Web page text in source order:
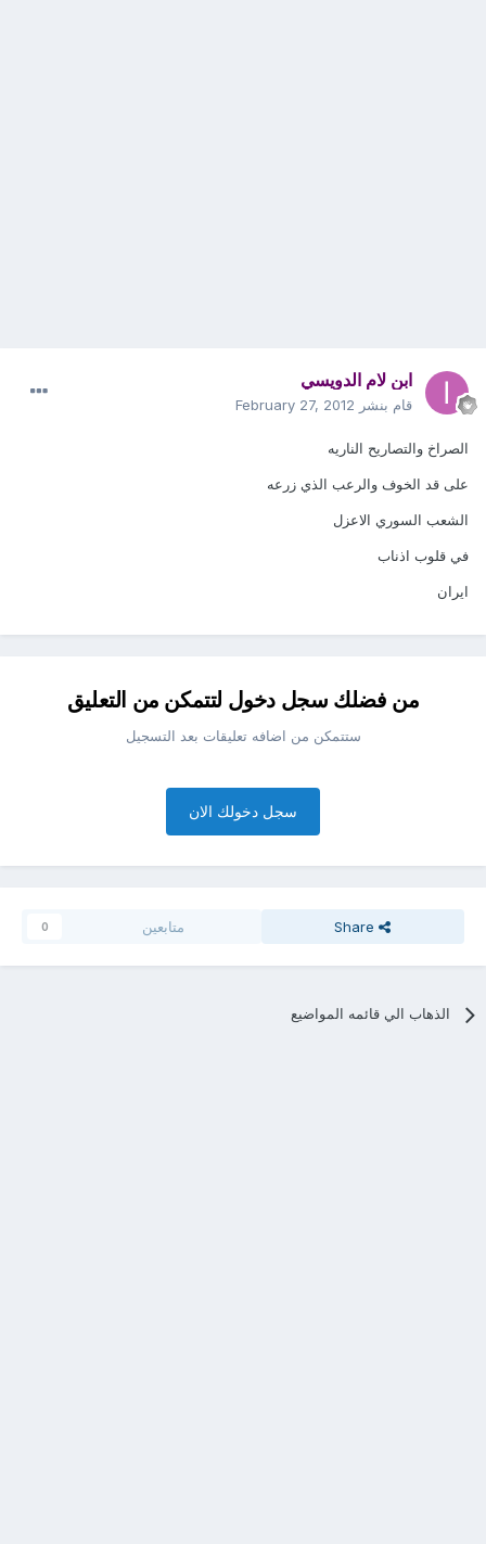
ابن لام الدويسي
قام بنشر February 27, 2012
الصراخ والتصاريح الناريه
على قد الخوف والرعب الذي زرعه
الشعب السوري الاعزل
في قلوب اذناب
ايران
من فضلك سجل دخول لتتمكن من التعليق
ستتمكن من اضافه تعليقات بعد التسجيل
سجل دخولك الان
Share متابعين 0
الذهاب الي قائمه المواضيع